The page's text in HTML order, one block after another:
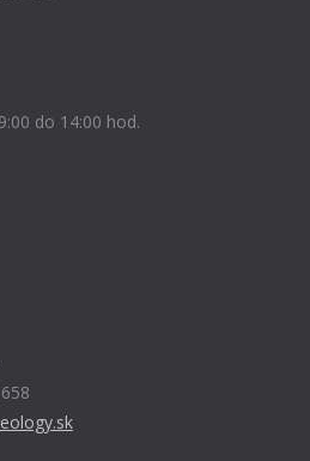
do 14:00 hod.